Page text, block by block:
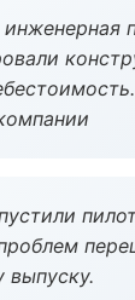
инженерная
выпуску.